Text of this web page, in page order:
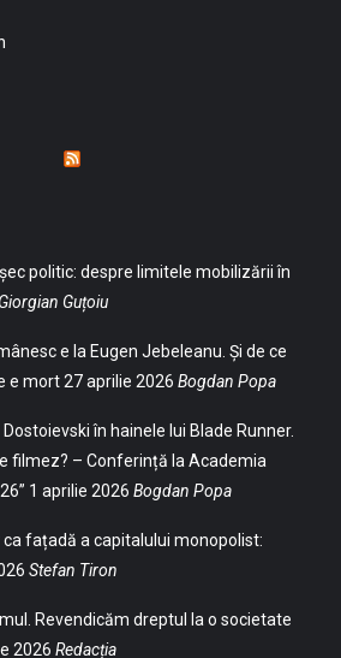
politic: despre limitele mobilizării în
Giorgian Guțoiu
e la Eugen Jebeleanu. Și de ce
e mort27 aprilie 2026 Bogdan Popa
în hainele lui Blade Runner.
filmez? – Conferință la Academia
1 aprilie 2026 Bogdan Popa
fațadă a capitalului monopolist:
Stefan Tiron
Revendicăm dreptul la o societate
2026 Redacția